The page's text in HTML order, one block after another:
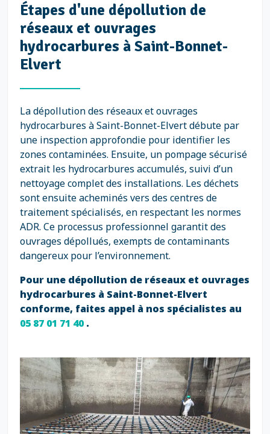
Étapes d'une dépollution de
réseaux et ouvrages
hydrocarbures à Saint-Bonnet-
Elvert
La dépollution des réseaux et ouvrages
hydrocarbures à Saint-Bonnet-Elvert débute par
une inspection approfondie pour identifier les
zones contaminées. Ensuite, un pompage sécurisé
extrait les hydrocarbures accumulés, suivi d’un
nettoyage complet des installations. Les déchets
sont ensuite acheminés vers des centres de
traitement spécialisés, en respectant les normes
ADR. Ce processus professionnel garantit des
ouvrages dépollués, exempts de contaminants
dangereux pour l’environnement.
Pour une dépollution de réseaux et ouvrages
hydrocarbures à Saint-Bonnet-Elvert
conforme, faites appel à nos spécialistes au
05 87 01 71 40.